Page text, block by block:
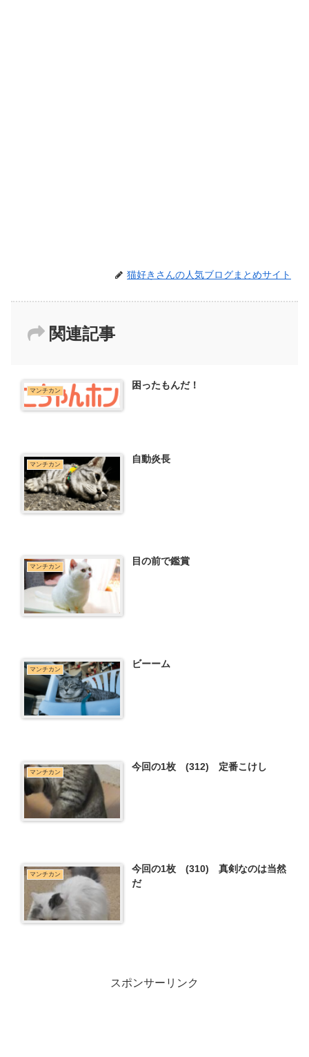
猫好きさんの人気ブログまとめサイト
関連記事
マンチカン 困ったもんだ！
マンチカン 自動炎長
マンチカン 目の前で鑑賞
マンチカン ビーーム
マンチカン 今回の1枚 (312) 定番こけし
マンチカン
今回の1枚 (310) 真剣なのは当然
だ
スポンサーリンク